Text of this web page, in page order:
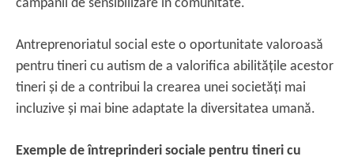
campanii de sensibilizare în comunitate.
Antreprenoriatul social este o oportunitate valoroasă
pentru tineri cu autism de a valorifica abilitățile acestor
tineri și de a contribui la crearea unei societăți mai
incluzive și mai bine adaptate la diversitatea umană.
Exemple de întreprinderi sociale pentru tineri cu